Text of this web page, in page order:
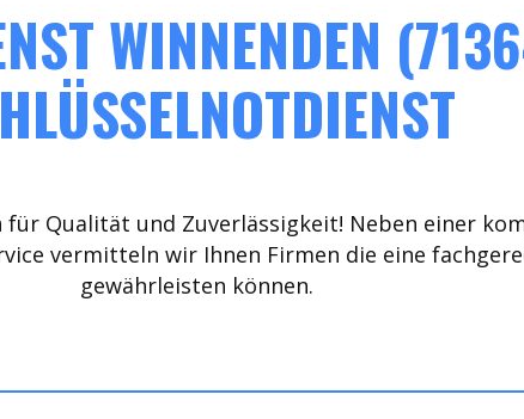
WINNENDEN
für Qualität und Zuverlässigkeit! Neben einer
vermitteln wir Ihnen Firmen die eine
gewährleisten können.